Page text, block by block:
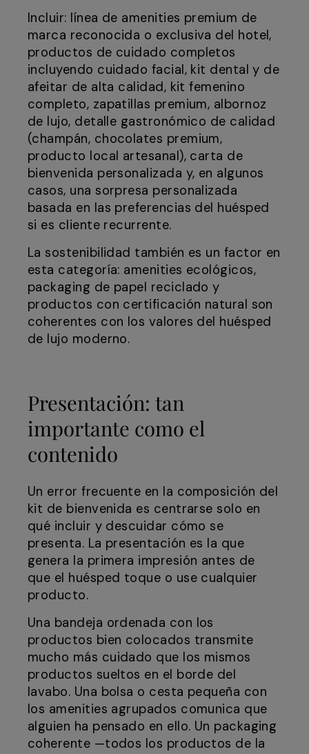
Incluir: línea de amenities premium de
marca reconocida o exclusiva del hotel,
productos de cuidado completos
incluyendo cuidado facial, kit dental y de
afeitar de alta calidad, kit femenino
completo, zapatillas premium, albornoz
de lujo, detalle gastronómico de calidad
(champán, chocolates premium,
producto local artesanal), carta de
bienvenida personalizada y, en algunos
casos, una sorpresa personalizada
basada en las preferencias del huésped
si es cliente recurrente.
La sostenibilidad también es un factor en
esta categoría: amenities ecológicos,
packaging de papel reciclado y
productos con certificación natural son
coherentes con los valores del huésped
de lujo moderno.
Presentación: tan
importante como el
contenido
Un error frecuente en la composición del
kit de bienvenida es centrarse solo en
qué incluir y descuidar cómo se
presenta. La presentación es la que
genera la primera impresión antes de
que el huésped toque o use cualquier
producto.
Una bandeja ordenada con los
productos bien colocados transmite
mucho más cuidado que los mismos
productos sueltos en el borde del
lavabo. Una bolsa o cesta pequeña con
los amenities agrupados comunica que
alguien ha pensado en ello. Un packaging
coherente —todos los productos de la